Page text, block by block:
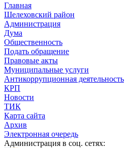
Главная
Шелеховский район
Администрация
Дума
Общественность
Подать обращение
Правовые акты
Муниципальные услуги
Антикоррупционная деятельность
КРП
Новости
ТИК
Карта сайта
Архив
Электронная очередь
Администрация в соц. сетях: